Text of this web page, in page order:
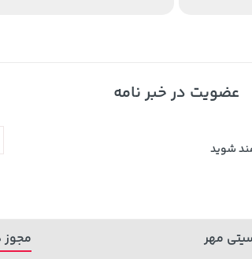
عضویت در خبر نامه
شوید
مهر مجوز